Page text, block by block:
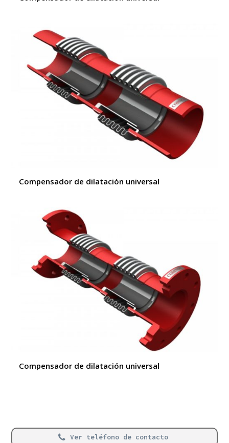
Compensador de dilatación universal
Compensador de dilatación universal
Ver teléfono de contacto